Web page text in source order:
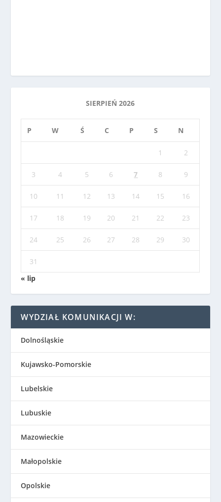
SIERPIEŃ 2026
P W Ś C P S N
1 2
3 4 5 6 7 8 9
10 11 12 13 14 15 16
17 18 19 20 21 22 23
24 25 26 27 28 29 30
31
« lip
WYDZIAŁ KOMUNIKACJI W:
Dolnośląskie
Kujawsko-Pomorskie
Lubelskie
Lubuskie
Mazowieckie
Małopolskie
Opolskie